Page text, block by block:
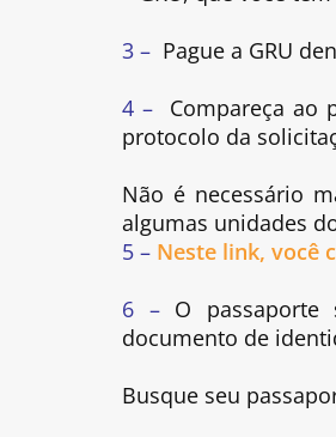
3 – Pague a GRU
4 –Compareça ao
protocolo da
Não é necessário
algumas unidades
5 – Neste link, você
6 –O passaporte
documento de
Busque seu